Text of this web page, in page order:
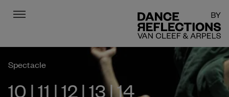
Menu
Spectacle
10 | 11 | 12 | 13 | 14